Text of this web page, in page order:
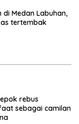
di Medan Labuhan,
tertembak
rebus
sebagai camilan